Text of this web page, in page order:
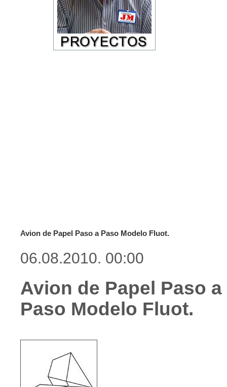
Avion de Papel Paso a Paso Modelo Fluot.
06.08.2010. 00:00
Avion de Papel Paso a
Paso Modelo Fluot.